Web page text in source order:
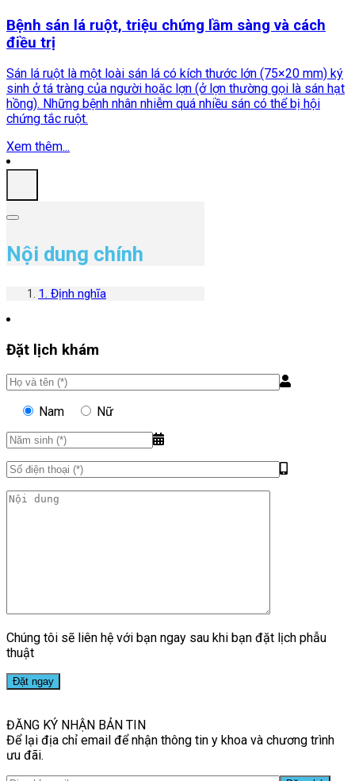
Bệnh sán lá ruột, triệu chứng lầm sàng và cách
điều trị
Sán lá ruột là một loài sán lá có kích thước lớn (75×20 mm) ký
sinh ở tá tràng của người hoặc lợn (ở lợn thường gọi là sán hạt
hồng). Những bệnh nhân nhiễm quá nhiều sán có thể bị hội
chứng tắc ruột.
Xem thêm...
Nội dung chính
1. Định nghĩa
Đặt lịch khám
Nam Nữ
Chúng tôi sẽ liên hệ với bạn ngay sau khi bạn đặt lịch phẫu
thuật
ĐĂNG KÝ NHẬN BẢN TIN
Để lại địa chỉ email để nhận thông tin y khoa và chương trình
ưu đãi.